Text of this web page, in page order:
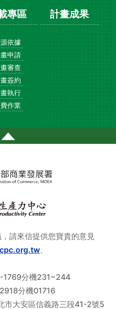
專區
依據
申請
審查
簽約
執行
作業
計畫成果
測(另開新視窗)
請來信提供您寶貴的意見
、
1769分機231~244
分機01716
大安區信義路三段41-2號5